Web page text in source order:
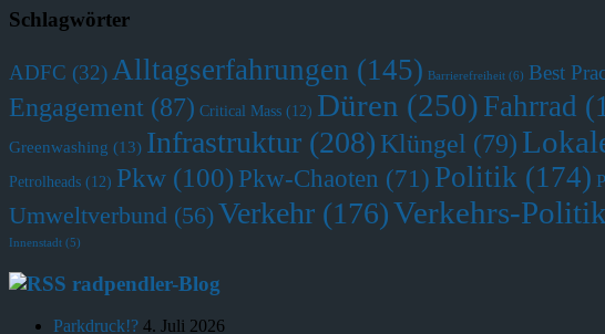
Schlagwörter
ADFC (32)Alltagserfahrungen (145) Barrierefreiheit (6) Best
Engagement (87) Critical Mass (12) Düren (250) Fahrrad
Greenwashing (13) Infrastruktur (208) Klüngel (79)
Petrolheads (12) Pkw (100) Pkw-Chaoten (71) Politik (174)
Umweltverbund (56)Verkehr (176)Verkehrs-Politik
Innenstadt (5)
radpendler-Blog
Parkdruck!? 4. Juli 2026